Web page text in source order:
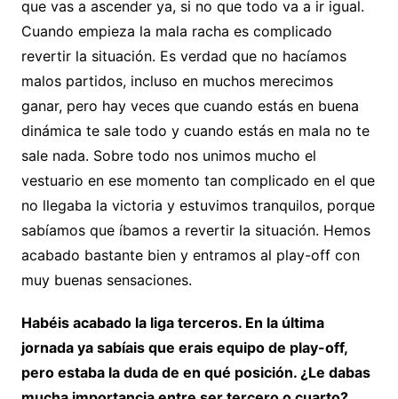
que vas a ascender ya, si no que todo va a ir igual.
Cuando empieza la mala racha es complicado
revertir la situación. Es verdad que no hacíamos
malos partidos, incluso en muchos merecimos
ganar, pero hay veces que cuando estás en buena
dinámica te sale todo y cuando estás en mala no te
sale nada. Sobre todo nos unimos mucho el
vestuario en ese momento tan complicado en el que
no llegaba la victoria y estuvimos tranquilos, porque
sabíamos que íbamos a revertir la situación. Hemos
acabado bastante bien y entramos al play-off con
muy buenas sensaciones.
Habéis acabado la liga terceros. En la última
jornada ya sabíais que erais equipo de play-off,
pero estaba la duda de en qué posición. ¿Le dabas